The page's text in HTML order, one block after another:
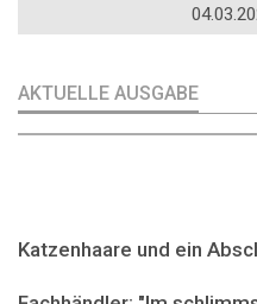
AKTUELLE AUSGABE
Katzenhaare und ein